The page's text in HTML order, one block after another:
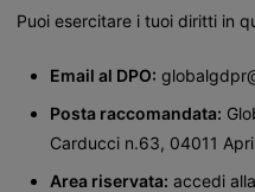
Puoi esercitare i tuoi diritti in
Email al DPO:
Posta raccomandata:
Carducci n.63, 04011
Area riservata: accedi